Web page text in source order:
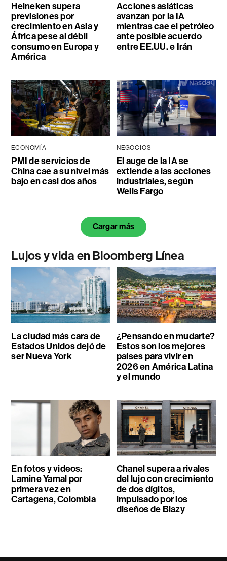
Heineken supera
previsiones por
crecimiento en Asia y
África pese al débil
consumo en Europa y
América
Acciones asiáticas
avanzan por la IA
mientras cae el petróleo
ante posible acuerdo
entre EE.UU. e Irán
ECONOMÍA
PMI de servicios de
China cae a su nivel más
bajo en casi dos años
NEGOCIOS
El auge de la IA se
extiende a las acciones
industriales, según
Wells Fargo
Cargar más
Lujos y vida en Bloomberg Línea
La ciudad más cara de
Estados Unidos dejó de
ser Nueva York
¿Pensando en mudarte?
Estos son los mejores
países para vivir en
2026 en América Latina
y el mundo
En fotos y videos:
Lamine Yamal por
primera vez en
Cartagena, Colombia
Chanel supera a rivales
del lujo con crecimiento
de dos dígitos,
impulsado por los
diseños de Blazy